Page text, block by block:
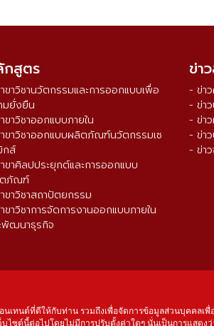
กสูตร
ขาวิชานวัตกรรมและการออกแบบเพื่อ
มยั่งยืน
ขาวิชาออกแบบภายใน
ขาวิชาออกแบบผลิตภัณฑ์นวัตกรรมเซ
กส์
ขาศิลปประยุกต์และการออกแบบ
ภัณฑ์
ขาวิชาสถาปัตยกรรม
ขาวิชาการจัดการงานออกแบบภายใน
พัฒนาธุรกิจ
ข่า
- ข่า
- ข่า
- ข่า
- ข่า
- ข่า
นเทนต์ที่ดีให้กับท่าน รวมถึงเพื่อจัดการข้อมูลส่วนบุคคลเ
บไซต์นี้ต่อไปโดยไม่มีการปรับตั้งค่าใดๆ นั่นเป็นการแสด